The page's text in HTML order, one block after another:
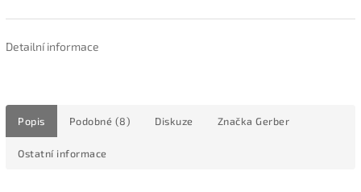
Detailní informace
Popis Podobné (8) Diskuze Značka Gerber
Ostatní informace